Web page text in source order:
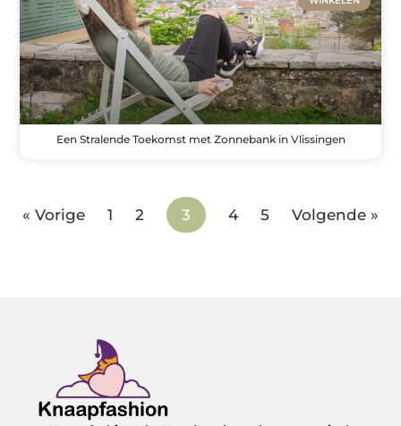
Een Stralende Toekomst met Zonnebank in Vlissingen
« Vorige 1 2 3 4 5 Volgende »